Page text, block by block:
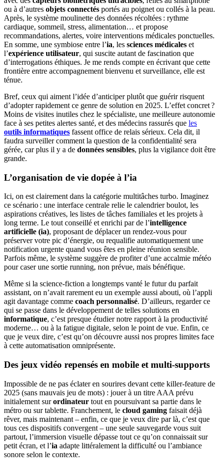
ou à d’autres objets connectés portés au poignet ou collés à la peau.
Après, le système moulinette des données récoltées : rythme
cardiaque, sommeil, stress, alimentation… et propose
recommandations, alertes, voire interventions médicales ponctuelles.
En somme, une symbiose entre l’ia, les sciences médicales et
l’expérience utilisateur, qui suscite autant de fascination que
d’interrogations éthiques. Je me rends compte en écrivant que cette
frontière entre accompagnement bienvenu et surveillance, elle est
ténue.
Bref, ceux qui aiment l’idée d’anticiper plutôt que guérir risquent
d’adopter rapidement ce genre de solution en 2025. L’effet concret ?
Moins de visites inutiles chez le spécialiste, une meilleure autonomie
face à ses petites alertes santé, et des médecins rassurés que les
outils informatiques fassent office de relais sérieux. Cela dit, il
faudra surveiller comment la question de la confidentialité sera
gérée, car plus il y a de données sensibles, plus la vigilance doit être
grande.
L’organisation de vie dopée à l’ia
Ici, on est clairement dans la catégorie multitâches turbo. Imaginez
ce scénario : une interface centrale relie le calendrier boulot, les
aspirations créatives, les listes de tâches familiales et les projets à
long terme. Le tout conseillé et enrichi par de l’intelligence
artificielle (ia), proposant de déplacer un rendez-vous pour
préserver votre pic d’énergie, ou requalifie automatiquement une
notification urgente quand vous êtes en pleine réunion sensible.
Parfois même, le système suggère de profiter d’une accalmie météo
pour caser une sortie running, non prévue, mais bénéfique.
Même si la science-fiction a longtemps vanté le futur du parfait
assistant, on n’avait rarement eu un exemple aussi abouti, où l’appli
agit davantage comme coach personnalisé. D’ailleurs, regarder ce
qui se passe dans le développement de telles solutions en
informatique, c’est presque étudier notre rapport à la productivité
moderne… ou à la fatigue digitale, selon le point de vue. Enfin, ce
que je veux dire, c’est qu’on découvre aussi nos propres limites face
à cette automatisation omniprésente.
Des jeux vidéo repensés en mobile et multi-supports
Impossible de ne pas éclater en sourires devant cette killer-feature de
2025 (sans mauvais jeu de mots) : jouer à un titre AAA prévu
initialement surordinateur tout en poursuivant sa partie dans le
métro ou sur tablette. Franchement, le cloud gaming faisait déjà
rêver, mais maintenant – enfin, ce que je veux dire par là, c’est que
tous ces dispositifs convergent – une seule sauvegarde vous suit
partout, l’immersion visuelle dépasse tout ce qu’on connaissait sur
petit écran, et l’ia adapte littéralement la difficulté ou l’ambiance
sonore selon le contexte.